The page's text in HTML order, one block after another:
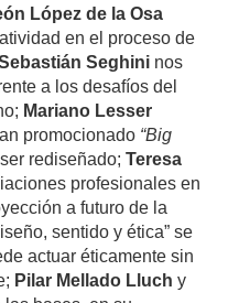
López de la Osa
en el proceso de
Seghini nos
a los desafíos del
Mariano Lesser
promocionado “Big
rediseñado;Teresa
profesionales en
a futuro de la
sentido y ética” se
actuar éticamente sin
Pilar Mellado Lluch y